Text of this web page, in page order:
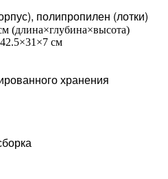
полипропилен (лотки)
(длина×глубина×высота)
см
хранения